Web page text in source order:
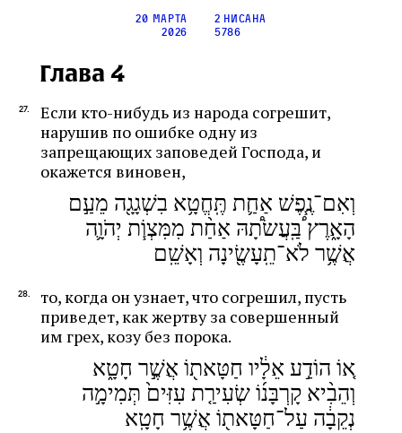
20 марта
2026
2 нисана
5786
Глава 4
Если кто-нибудь из народа согрешит,
нарушив по ошибке одну из
запрещающих заповедей Господа, и
окажется виновен,
וְאִם־נֶ֧פֶשׁ אַחַ֛ת תֶּֽחֱטָ֥א בִשְׁגָגָ֖ה מֵעַ֣ם
הָאָ֑רֶץ ֠בַּֽעֲשׂתָ֠הּ אַחַ֨ת מִמִּצְוֹ֧ת יְהֹוָ֛ה
אֲשֶׁ֥ר לֹא־תֵֽעָשֶׂ֖ינָה וְאָשֵֽׁם
то, когда он узнает, что согрешил, пусть
приведет, как жертву за совершенный
им грех, козу без порока.
א֚וֹ הוֹדַ֣ע אֵלָ֔יו חַטָּאת֖וֹ אֲשֶׁ֣ר חָטָ֑א
וְהֵבִ֨יא קָרְבָּנ֜וֹ שְׂעִירַ֤ת עִזִּים֙ תְּמִימָ֣ה
נְקֵבָ֔ה עַל־חַטָּאת֖וֹ אֲשֶׁ֥ר חָטָֽא